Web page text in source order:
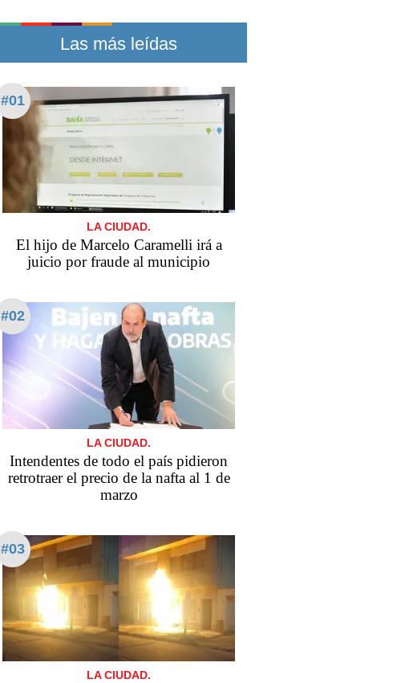
Las más leídas
#01
LA CIUDAD.
​​​​​El hijo de Marcelo Caramelli irá a
juicio por fraude al municipio
#02
LA CIUDAD.
Intendentes de todo el país pidieron
retrotraer el precio de la nafta al 1 de
marzo
#03
LA CIUDAD.